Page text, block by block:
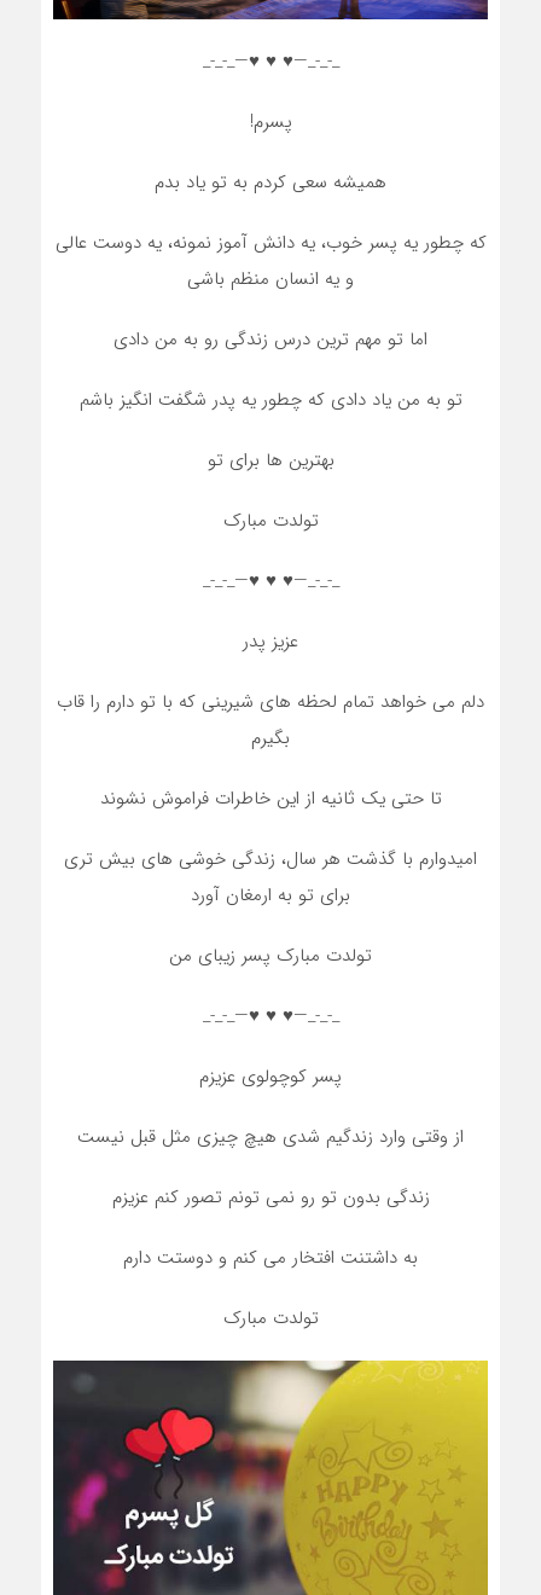
_-_-_—♥️ ♥️ ♥️—_-_-_
پسرم!
همیشه سعی کردم به تو یاد بدم
که چطور یه پسر خوب، یه دانش آموز نمونه، یه دوست عالی
و یه انسان منظم باشی
اما تو مهم ترین درس زندگی رو به من دادی
تو به من یاد دادی که چطور یه پدر شگفت انگیز باشم
بهترین ها برای تو
تولدت مبارک
_-_-_—♥️ ♥️ ♥️—_-_-_
عزیز پدر
دلم می خواهد تمام لحظه های شیرینی که با تو دارم را قاب
بگیرم
تا حتی یک ثانیه از این خاطرات فراموش نشوند
امیدوارم با گذشت هر سال، زندگی خوشی های بیش تری
برای تو به ارمغان آورد
تولدت مبارک پسر زیبای من
_-_-_—♥️ ♥️ ♥️—_-_-_
پسر کوچولوی عزیزم
از وقتی وارد زندگیم شدی هیچ چیزی مثل قبل نیست
زندگی بدون تو رو نمی تونم تصور کنم عزیزم
به داشتنت افتخار می کنم و دوستت دارم
تولدت مبارک